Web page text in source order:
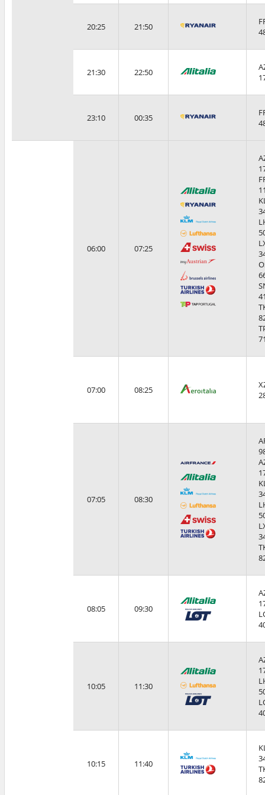
20:25 21:50
21:30 22:50
23:10 00:35
06:00 07:25
07:00 08:25
07:05 08:30
08:05 09:30
10:05 11:30
10:15 11:40